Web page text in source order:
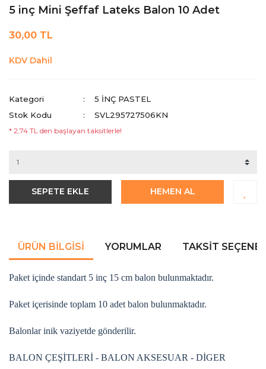
5 inç Mini Şeffaf Lateks Balon 10 Adet
30,00 TL
KDV Dahil
Kategori
5 INÇ PASTEL
Stok Kodu
SVL295727506KN
* 2,74 TL den başlayan taksitlerle!
SEPETE EKLE HEMEN AL
ÜRÜN BILGISI YORUMLAR TAKSIT
Paket içinde standart 5 inç 15 cm balon bulunmaktadır.
Paket içerisinde toplam 10 adet balon bulunmaktadır.
Balonlar inik vaziyetde gönderilir.
BALON ÇEŞİTLERİ - BALON AKSESUAR - DİGER